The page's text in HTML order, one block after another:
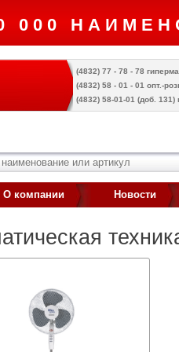
000
(4832) 77 - 78 - 78
(4832) 58 - 01 - 01 опт.-
(4832) 58-01-01 (доб. 131)
О компании Новости